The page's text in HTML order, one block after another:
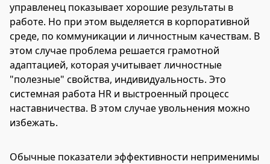
управленец показывает хорошие результаты в
работе. Но при этом выделяется в корпоративной
среде, по коммуникации и личностным качествам. В
этом случае проблема решается грамотной
адаптацией, которая учитывает личностные
"полезные" свойства, индивидуальность. Это
системная работа HR и выстроенный процесс
наставничества. В этом случае увольнения можно
избежать.
Обычные показатели эффективности неприменимы